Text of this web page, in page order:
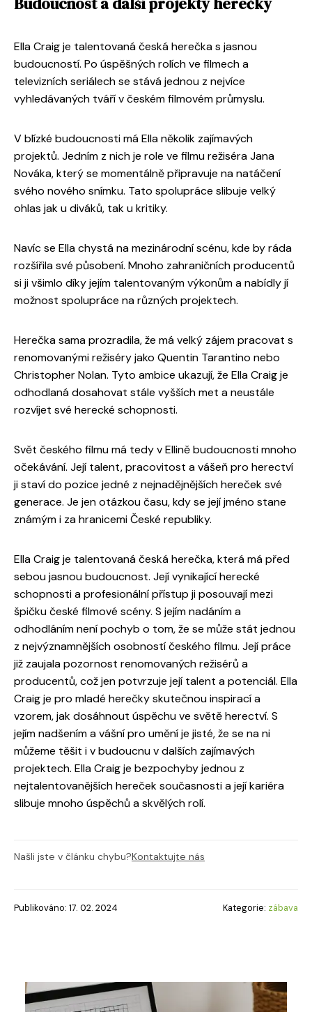
Ella Craig je talentovaná česká herečka s jasnou
budoucností. Po úspěšných rolích ve filmech a
televizních seriálech se stává jednou z nejvíce
vyhledávaných tváří v českém filmovém průmyslu.
V blízké budoucnosti má Ella několik zajímavých
projektů. Jedním z nich je role ve filmu režiséra Jana
Nováka, který se momentálně připravuje na natáčení
svého nového snímku. Tato spolupráce slibuje velký
ohlas jak u diváků, tak u kritiky.
Navíc se Ella chystá na mezinárodní scénu, kde by ráda
rozšířila své působení. Mnoho zahraničních producentů
si ji všimlo díky jejím talentovaným výkonům a nabídly jí
možnost spolupráce na různých projektech.
Herečka sama prozradila, že má velký zájem pracovat s
renomovanými režiséry jako Quentin Tarantino nebo
Christopher Nolan. Tyto ambice ukazují, že Ella Craig je
odhodlaná dosahovat stále vyšších met a neustále
rozvíjet své herecké schopnosti.
Svět českého filmu má tedy v Ellině budoucnosti mnoho
očekávání. Její talent, pracovitost a vášeň pro herectví
ji staví do pozice jedné z nejnadějnějších hereček své
generace. Je jen otázkou času, kdy se její jméno stane
známým i za hranicemi České republiky.
Ella Craig je talentovaná česká herečka, která má před
sebou jasnou budoucnost. Její vynikající herecké
schopnosti a profesionální přístup ji posouvají mezi
špičku české filmové scény. S jejím nadáním a
odhodláním není pochyb o tom, že se může stát jednou
z nejvýznamnějších osobností českého filmu. Její práce
již zaujala pozornost renomovaných režisérů a
producentů, což jen potvrzuje její talent a potenciál. Ella
Craig je pro mladé herečky skutečnou inspirací a
vzorem, jak dosáhnout úspěchu ve světě herectví. S
jejím nadšením a vášní pro umění je jisté, že se na ni
můžeme těšit i v budoucnu v dalších zajímavých
projektech. Ella Craig je bezpochyby jednou z
nejtalentovanějších hereček současnosti a její kariéra
slibuje mnoho úspěchů a skvělých rolí.
Našli jste v článku chybu?Kontaktujte nás
Publikováno: 17. 02. 2024 Kategorie: zábava